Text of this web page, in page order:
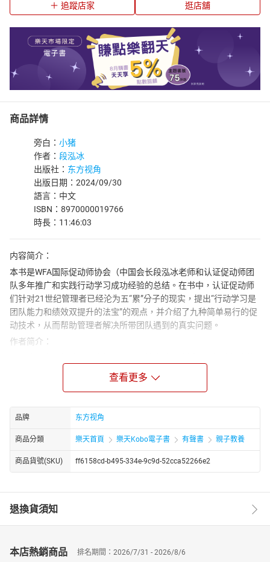
追蹤店家 逛店舖
商品詳情
旁白： 小猪
作者： 段泓冰
出版社： 东方视角
出版日期：2024/09/30
語言：中文
ISBN：8970000019766
時長：11:46:03
内容简介：
本书是WFA国际促动师协会（中国会长段泓冰老师和认证促动师团
队多年推广和实践行动学习成功经验的总结。在书中，认证促动师
们针对21世纪管理者已经沦为五“累”分子的现实，提出“行动学习是
团队能力和绩效双提升的法宝”的观点，并介绍了九种简单易行的促
动技术，从而帮助管理者解决所带团队遇到的真实问题。
作者简介：
与认证推动者，WFA认证F6级促动师。北京师范大学发展与教育心
理学硕士，发展心理学博士研究认证。曾任世界500强企业大学负责
师协会（中国）会长，WFA企业家行动学习会发起人，广州市正己
化人企业管理咨询有限公司CEO。擅长领域：企业家行动学习（私
人董事会），预案经公示、组织变革、战略落地促动会议，高管领
导力发展行动学习，行动学习促动师培养。
查看更多
品牌 东方视角
商品分類 樂天首頁 樂天Kobo電子書 有聲書 親子教養
商品貨號(SKU) ff6158cd-b495-334e-9c9d-52cca52266e2
退換貨須知
本店熱銷商品 排名期間：2026/7/31 - 2026/8/6